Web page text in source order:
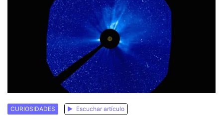
CURIOSIDADES Escuchar artículo